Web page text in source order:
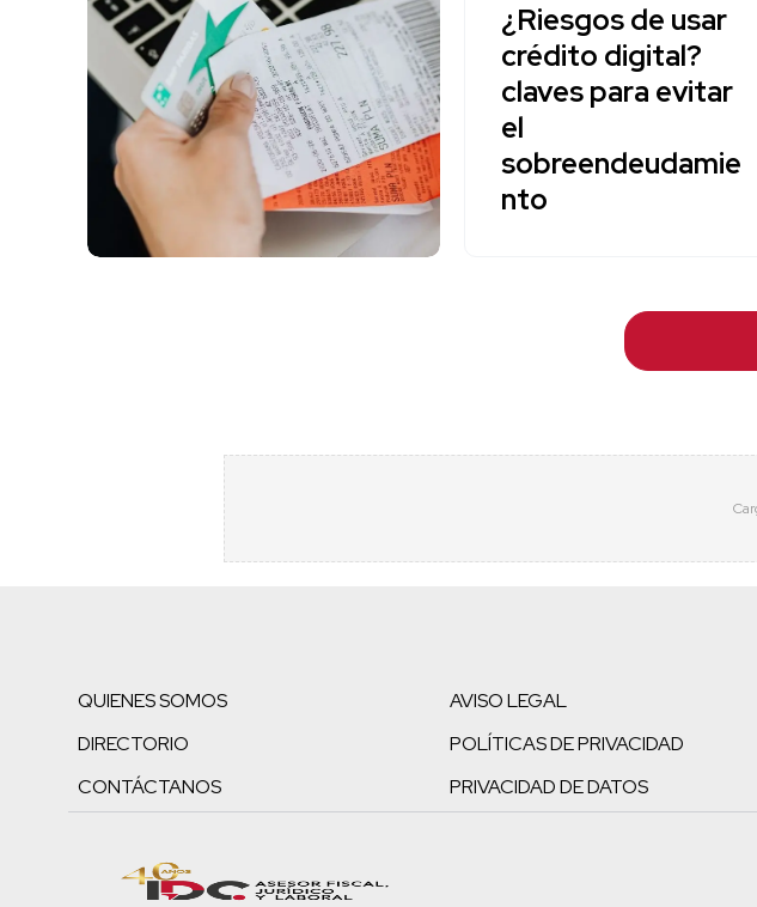
¿Riesgos de usar
crédito digital?
claves para evitar
el
sobreendeudamie
nto
QUIENES SOMOS
DIRECTORIO
CONTÁCTANOS
AVISO LEGAL
POLÍTICAS DE PRIVACIDAD
PRIVACIDAD DE DATOS